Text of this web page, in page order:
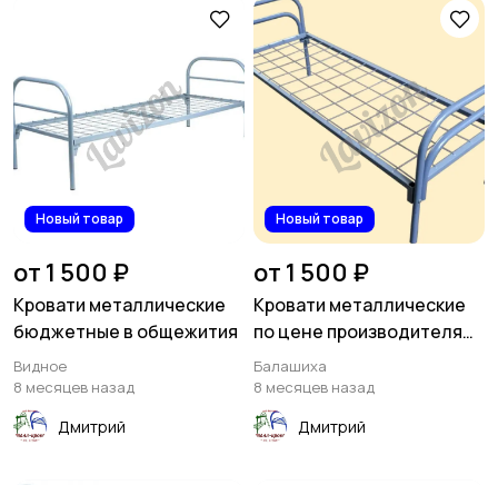
Новый товар
от 1 500 ₽
Кровати металлические
бюджетные в общежития
Видное
8 месяцев назад
Дмитрий
Новый товар
от 1 500 ₽
Кровати металлические
по цене производителя
мелким оптом
Балашиха
8 месяцев назад
Дмитрий